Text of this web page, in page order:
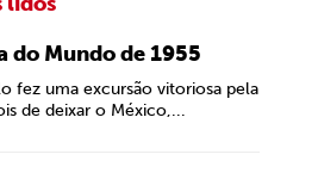
do Mundo de 1955
fez uma excursão vitoriosa pela
de deixar o México,...